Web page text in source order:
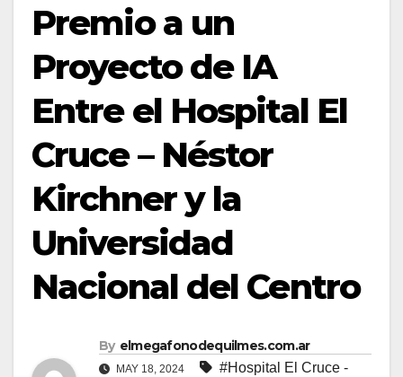
Premio a un
Proyecto de IA
Entre el Hospital El
Cruce – Néstor
Kirchner y la
Universidad
Nacional del Centro
By elmegafonodequilmes.com.ar
MAY 18, 2024
#Hospital El Cruce -